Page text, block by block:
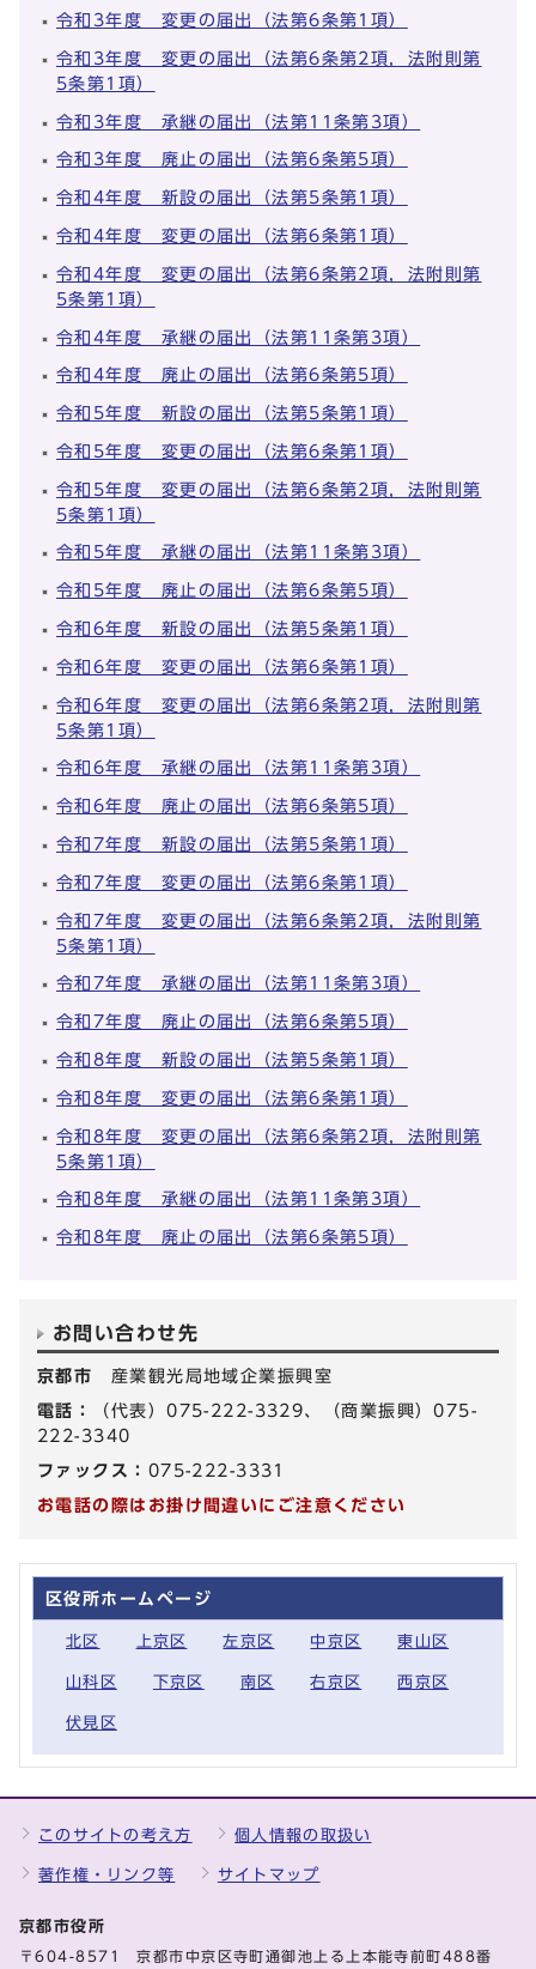
令和3年度 変更の届出（法第6条第1項）
令和3年度 変更の届出（法第6条第2項，法附則第
5条第1項）
令和3年度 承継の届出（法第11条第3項）
令和3年度 廃止の届出（法第6条第5項）
令和4年度 新設の届出（法第5条第1項）
令和4年度 変更の届出（法第6条第1項）
令和4年度 変更の届出（法第6条第2項，法附則第
5条第1項）
令和4年度 承継の届出（法第11条第3項）
令和4年度 廃止の届出（法第6条第5項）
令和5年度 新設の届出（法第5条第1項）
令和5年度 変更の届出（法第6条第1項）
令和5年度 変更の届出（法第6条第2項，法附則第
5条第1項）
令和5年度 承継の届出（法第11条第3項）
令和5年度 廃止の届出（法第6条第5項）
令和6年度 新設の届出（法第5条第1項）
令和6年度 変更の届出（法第6条第1項）
令和6年度 変更の届出（法第6条第2項，法附則第
5条第1項）
令和6年度 承継の届出（法第11条第3項）
令和6年度 廃止の届出（法第6条第5項）
令和7年度 新設の届出（法第5条第1項）
令和7年度 変更の届出（法第6条第1項）
令和7年度 変更の届出（法第6条第2項，法附則第
5条第1項）
令和7年度 承継の届出（法第11条第3項）
令和7年度 廃止の届出（法第6条第5項）
令和8年度 新設の届出（法第5条第1項）
令和8年度 変更の届出（法第6条第1項）
令和8年度 変更の届出（法第6条第2項，法附則第
5条第1項）
令和8年度 承継の届出（法第11条第3項）
令和8年度 廃止の届出（法第6条第5項）
お問い合わせ先
京都市 産業観光局地域企業振興室
電話：
（代表）075-222-3329、（商業振興）075-
222-3340
ファックス： 075-222-3331
お電話の際はお掛け間違いにご注意ください
区役所ホームページ
北区 上京区 左京区 中京区 東山区
山科区 下京区 南区 右京区 西京区
伏見区
このサイトの考え方 個人情報の取扱い
著作権・リンク等 サイトマップ
京都市役所
〒604-8571 京都市中京区寺町通御池上る上本能寺前町488番